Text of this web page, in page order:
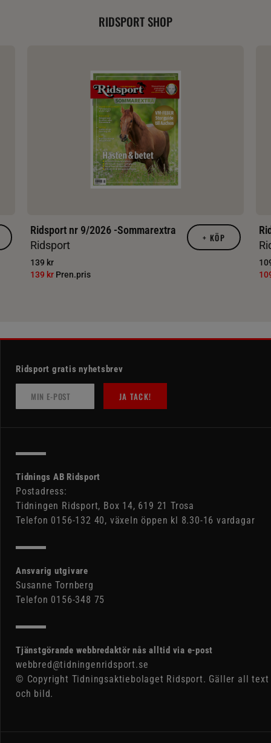
RIDSPORT SHOP
Ridsport nr 9/2026 -Sommarextra
Ridsport
139 kr
139 kr Pren.pris
+ KÖP
Ridsport gratis nyhetsbrev
JA TACK!
Tidnings AB Ridsport
Postadress:
Tidningen Ridsport, Box 14, 619 21 Trosa
Telefon 0156-132 40, växeln öppen kl 8.30-16 vardagar
Ansvarig utgivare
Susanne Tornberg
Telefon 0156-348 75
Tjänstgörande webbredaktör nås alltid via e-post
webbred@tidningenridsport.se
© Copyright Tidningsaktiebolaget Ridsport. Gäller all text
och bild.